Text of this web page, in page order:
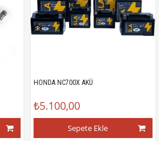
HONDA NC700X AKÜ
₺5.100,00
Sepete Ekle